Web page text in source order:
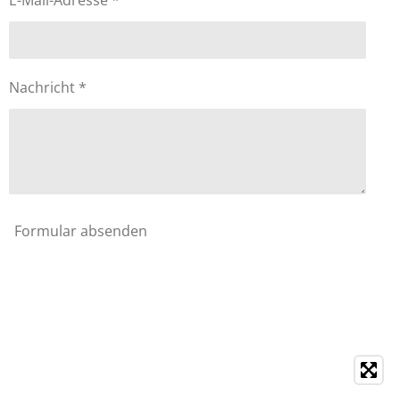
Nachricht *
Formular absenden